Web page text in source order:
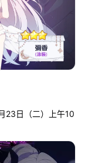
23日（二）上午10